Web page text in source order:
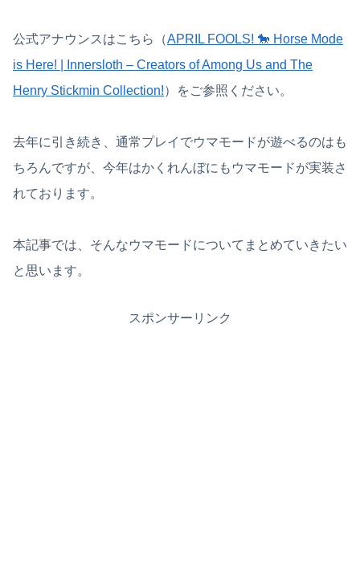
公式アナウンスはこちら（APRIL FOOLS! 🐎 Horse Mode
is Here! | Innersloth – Creators of Among Us and The
Henry Stickmin Collection!）をご参照ください。
去年に引き続き、通常プレイでウマモードが遊べるのはも
ちろんですが、今年はかくれんぼにもウマモードが実装さ
れております。
本記事では、そんなウマモードについてまとめていきたい
と思います。
スポンサーリンク